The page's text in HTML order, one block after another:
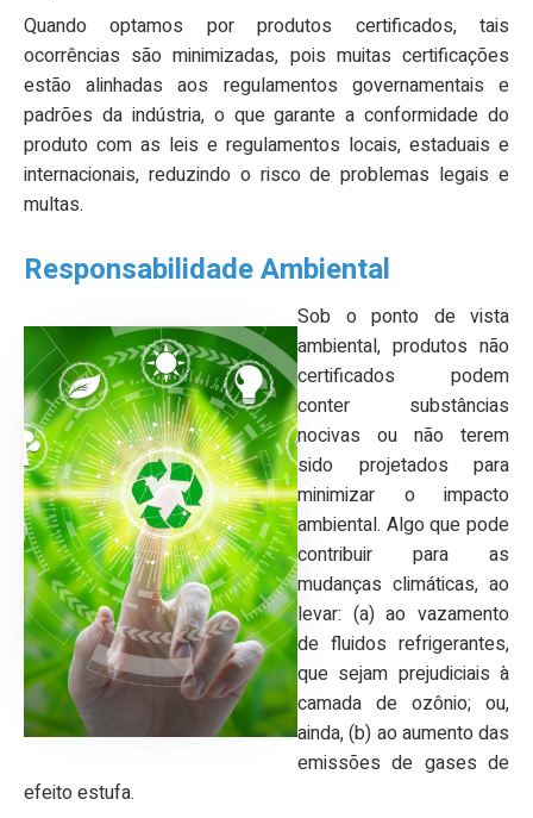
Quando optamos por produtos certificados, tais
ocorrências são minimizadas, pois muitas certificações
estão alinhadas aos regulamentos governamentais e
padrões da indústria, o que garante a conformidade do
produto com as leis e regulamentos locais, estaduais e
internacionais, reduzindo o risco de problemas legais e
multas.
Responsabilidade Ambiental
Sob o ponto de vista
ambiental, produtos não
certificados podem
conter substâncias
nocivas ou não terem
sido projetados para
minimizar o impacto
ambiental. Algo que pode
contribuir para as
mudanças climáticas, ao
levar: (a) ao vazamento
de fluidos refrigerantes,
que sejam prejudiciais à
camada de ozônio; ou,
ainda, (b) ao aumento das
emissões de gases de
efeito estufa.